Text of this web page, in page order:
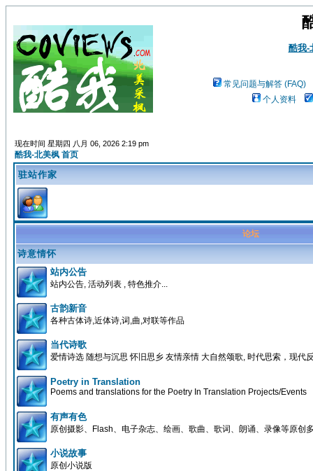
酷我-
常见问题与解答 (FAQ)
个人资料
现在时间 星期四 八月 06, 2026 2:19 pm
酷我-北美枫 首页
驻站作家
论坛
诗意情怀
站内公告
站内公告, 活动列表 , 特色推介...
古韵新音
各种古体诗,近体诗,词,曲,对联等作品
当代诗歌
爱情诗选 随想与沉思 怀旧思乡 友情亲情 大自然颂歌, 时代思索，现代
Poetry in Translation
Poems and translations for the Poetry In Translation Projects/Events
有声有色
原创摄影、Flash、电子杂志、绘画、歌曲、歌词、朗诵、录像等原创
小说故事
原创小说版